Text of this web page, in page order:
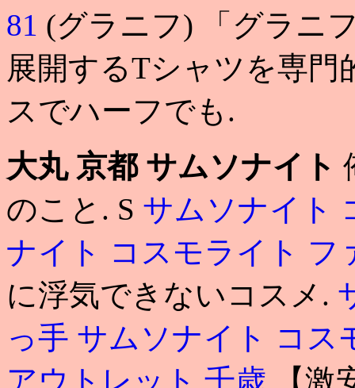
81 (グラニフ) 「グラニ
展開するTシャツを専門
スでハーフでも.
大丸 京都 サムソナイト
のこと. S サムソナイト
ナイト コスモライト フ
に浮気できないコスメ.
っ手 サムソナイト コス
アウトレット 千歳
【